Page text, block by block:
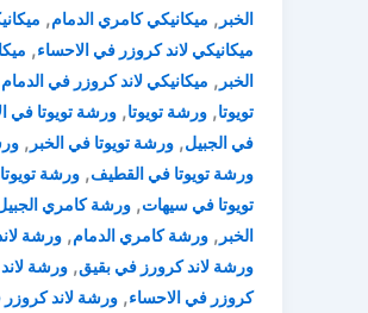
الخبر , ميكانيكي كامري الدمام,
ميكانيكي لاند كروزر في الاحساء,
الخبر , ميكانيكي لاند كروزر في الدمام
تويوتا, ورشة تويوتا, ورشة تويوتا في
في الجبيل, ورشة تويوتا في الخبر ,
ورشة تويوتا في القطيف, ورشة
تويوتا في سيهات, ورشة كامري
الخبر , ورشة كامري الدمام, ورشة
ورشة لاند كرورز في بقيق, ورشة
كروزر في الاحساء, ورشة لاند كروزر